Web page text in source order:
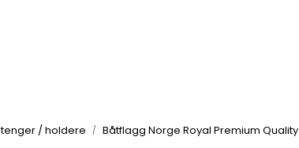
/ holdere Båtflagg Norge Royal Premium Quality